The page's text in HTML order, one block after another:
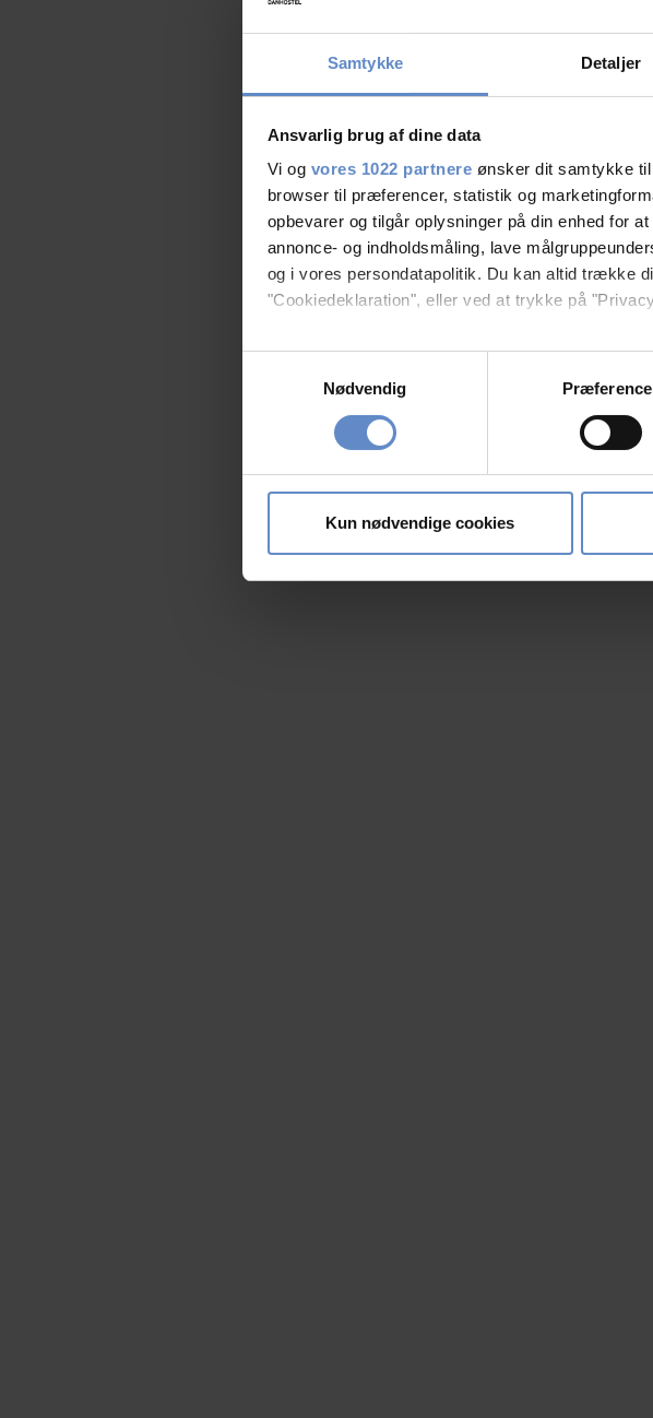
Samtykke Detaljer
Ansvarlig brug af dine data
Vi og vores 1022 partnere ønsker dit samtykke
browser til præferencer, statistik og
opbevarer og tilgår oplysninger på din enhed for
annonce- og indholdsmåling, lave
og i vores persondatapolitik. Du kan altid trække
"Cookiedeklaration", eller ved at trykke på
Hvis du tillader det, vil vi også gerne:
Indsamle præcise oplysninger om din
Dine valg anvendes på hele websitet.
Vi bruger cookies til at tilpasse vores indhold og
vores trafik. Vi deler også oplysninger om din
Nødvendig
Kun nødvendige cookies